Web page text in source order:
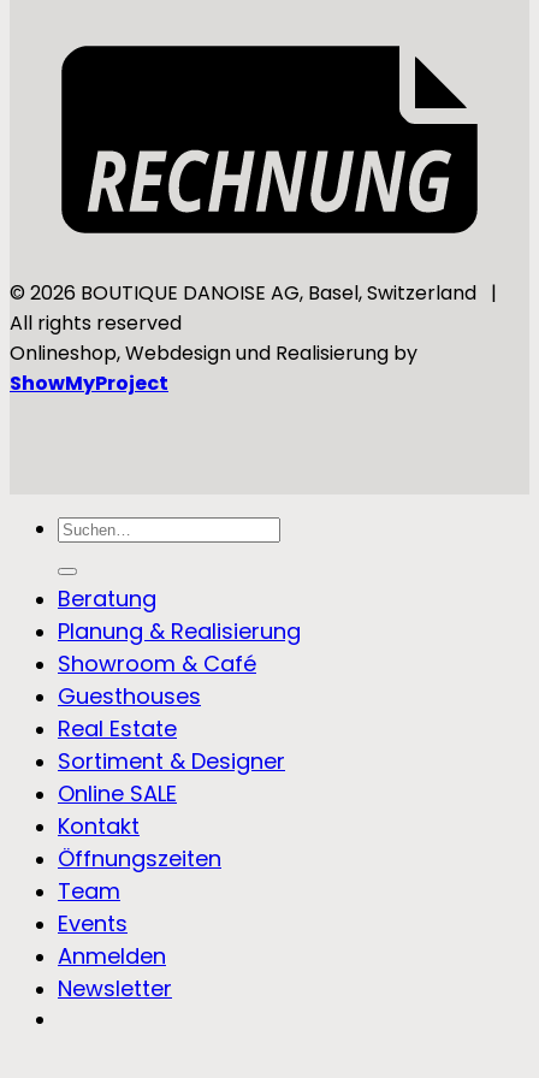
© 2026 BOUTIQUE DANOISE AG, Basel, Switzerland |
All rights reserved
Onlineshop, Webdesign und Realisierung by
ShowMyProject
Suchen
Beratung
Planung & Realisierung
Showroom & Café
Guesthouses
Real Estate
Sortiment & Designer
Online SALE
Kontakt
Öffnungszeiten
Team
Events
Anmelden
Newsletter